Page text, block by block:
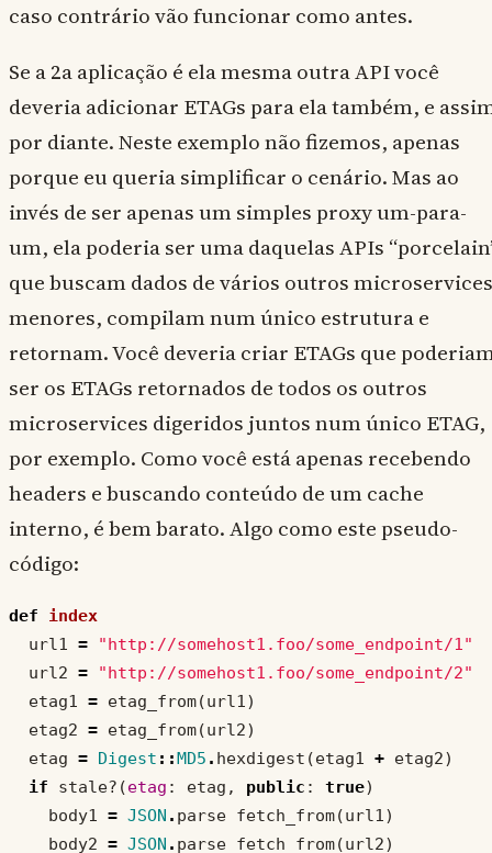
caso contrário vão funcionar como antes.
Se a 2a aplicação é ela mesma outra API você
deveria adicionar ETAGs para ela também, e
por diante. Neste exemplo não fizemos, apenas
porque eu queria simplificar o cenário. Mas ao
invés de ser apenas um simples proxy um-para-
um, ela poderia ser uma daquelas APIs
que buscam dados de vários outros microservices
menores, compilam num único estrutura e
retornam. Você deveria criar ETAGs que
ser os ETAGs retornados de todos os outros
microservices digeridos juntos num único ETAG,
por exemplo. Como você está apenas recebendo
headers e buscando conteúdo de um cache
interno, é bem barato. Algo como este pseudo-
código:
def
index
url1 =
"http://somehost1.foo/some_endpoint/1"
url2 =
"http://somehost1.foo/some_endpoint/2"
etag1 = etag_from(url1)
etag2 = etag_from(url2)
etag = Digest :: MD5 . hexdigest (etag1 + etag2)
if
stale? (etag : etag , public : true)
body1 = JSON . parse fetch_from(url1)
body2 = JSON . parse fetch_from(url2)